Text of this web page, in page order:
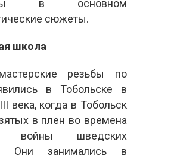
в основном
сюжеты.
школа
резьбы по
в Тобольске в
века, когда в Тобольск
в плен во времена
войны шведских
Они занимались в